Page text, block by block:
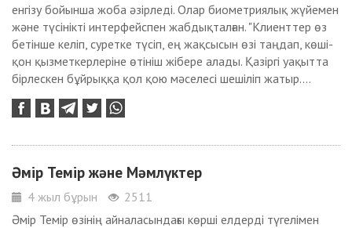
енгізу бойынша жоба әзірледі. Олар биометриялық жүйемен
және түсінікті интерфейспен жабдықталған. "Клиенттер өз
бетінше келіп, суретке түсіп, ең жақсысын өзі таңдап, көші-
қон қызметкерлеріне өтініш жібере алады. Қазіргі уақытта
бірлескен бұйрыққа қол қою мәселесі шешіліп жатыр....
Әмір Темір және Мәмлүктер
4 жыл бұрын
2511
Әмір Темір өзінің айналасындағы көрші елдерді түгелімен